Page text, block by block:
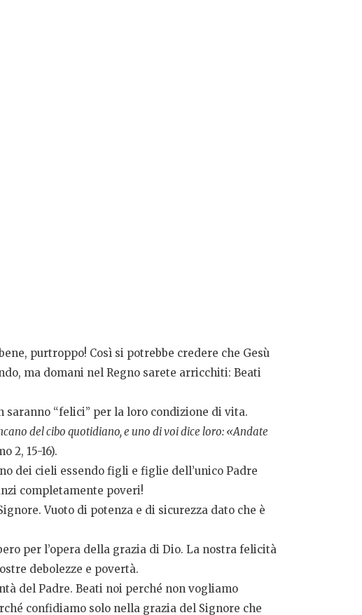
purtroppo! Così si potrebbe credere che Gesù
ma domani nel Regno sarete arricchiti: Beati
“felici” per la loro condizione di vita.
del cibo quotidiano, e uno di voi dice loro: «Andate
2, 15-16).
dei cieli essendo figli e figlie dell’unico Padre
completamente poveri!
Vuoto di potenza e di sicurezza dato che è
per l’opera della grazia di Dio. La nostra felicità
debolezze e povertà.
del Padre. Beati noi perché non vogliamo
confidiamo solo nella grazia del Signore che